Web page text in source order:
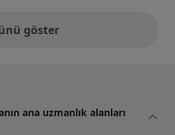
göster
yukarıdaki görüşler
ana uzmanlık alanları